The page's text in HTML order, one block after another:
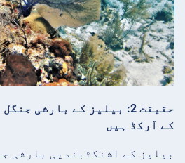
کے آرکڈ ہیں
بیلیز کے اشنکٹبندیی بارشی